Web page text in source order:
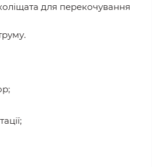
для перекочування